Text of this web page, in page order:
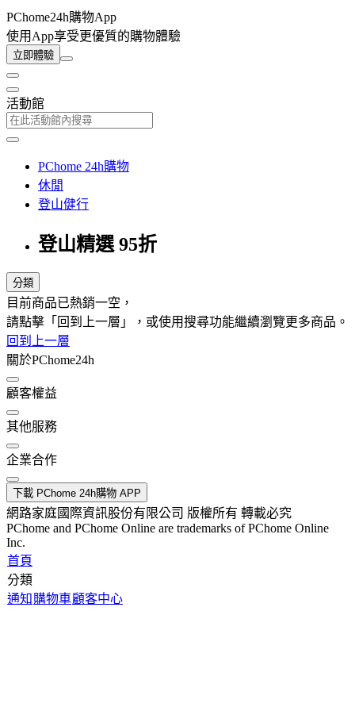
PChome24h購物App
使用App享受更優質的購物體驗
立即體驗
活動館
PChome 24h購物
休閒
登山健行
登山精選 95折
分類
目前商品已熱銷一空，
請點擊「回到上一層」，或使用搜尋功能繼續瀏覽更多商品。
回到上一層
關於PChome24h
顧客權益
其他服務
企業合作
下載 PChome 24h購物 APP
網路家庭國際資訊股份有限公司 版權所有 轉載必究
PChome and PChome Online are trademarks of PChome Online
Inc.
首頁
分類
通知 購物車顧客中心